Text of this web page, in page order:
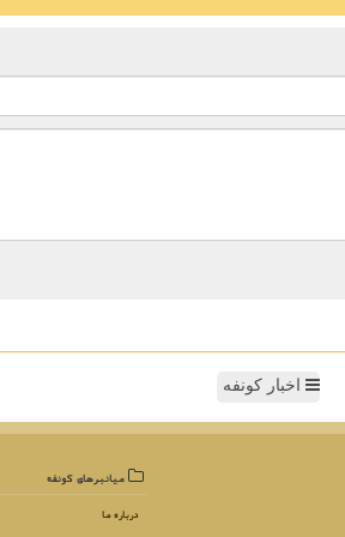
اخبار کونفه
میانبرهای كونفه
درباره ما